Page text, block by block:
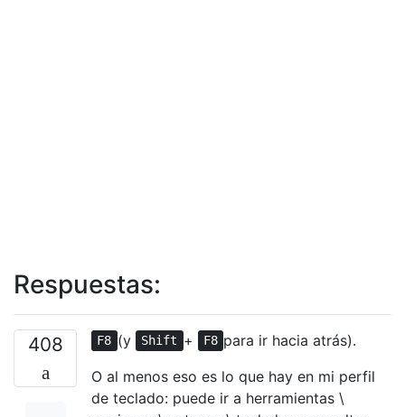
Respuestas:
408 F8 (y Shift + F8 para ir hacia atrás).
O al menos eso es lo que hay en mi perfil
de teclado: puede ir a herramientas \